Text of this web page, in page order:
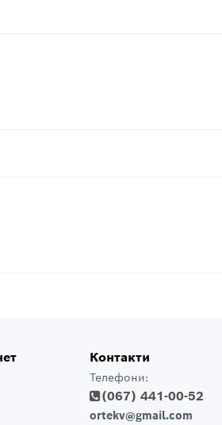
Контакти
Телефони:
(067) 441-00-52
ortekv@gmail.com